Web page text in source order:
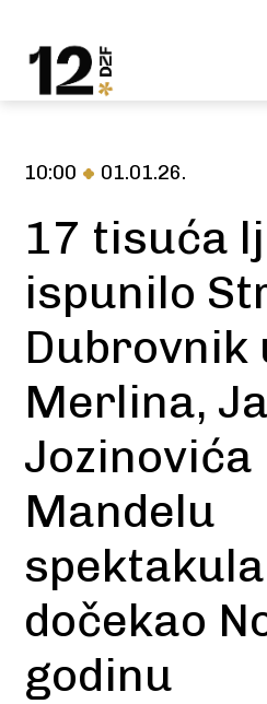
10:00 01.01.26.
17 tisuća
ispunilo
Dubrovnik
Merlina,
Mandelu
dočekao
godinu